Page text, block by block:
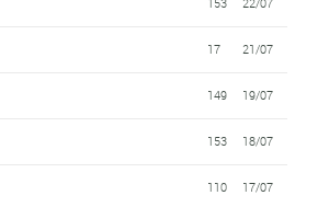
17 21/07
149 19/07
153 18/07
110 17/07